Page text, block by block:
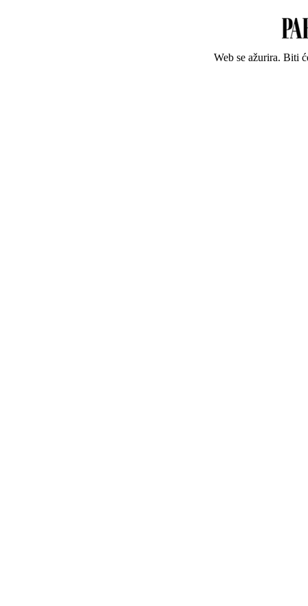
Web se ažurira. Biti